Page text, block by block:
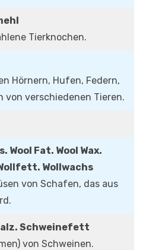
Tierknochen.
Hörnern, Hufen, Federn,
von verschiedenen Tieren.
Wool Fat. Wool Wax.
Wollwachs
von Schafen, das aus
Schweinefett
von Schweinen.